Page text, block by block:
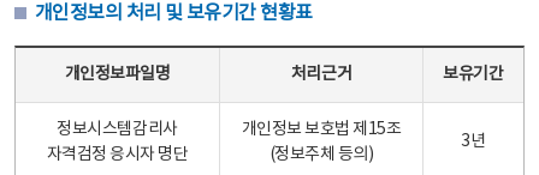
개인정보의 처리 및 보유기간 현황표
개인정보파일명 처리근거 보유기간
정보시스템감리사
자격검정 응시자 명단
개인정보 보호법 제15조
(정보주체 등의)
3년